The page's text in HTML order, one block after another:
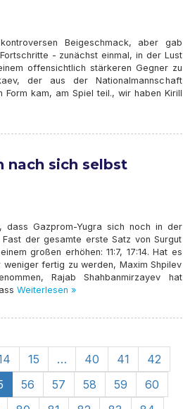
Beigeschmack, aber gab
- zunächst einmal, in der Lust
offensichtlich stärkeren Gegner zu
der aus der Nationalmannschaft
kam, am Spiel teil., wir haben Kirill
nach sich selbst
dass Gazprom-Yugra sich noch in der
der gesamte erste Satz von Surgut
großen erhöhen: 11:7, 17:14. Hat es
fertig zu werden, Maxim Shpilev
Rajab Shahbanmirzayev hat
Weiterlesen »
15 … 40 41
42
56 57 58 59
60